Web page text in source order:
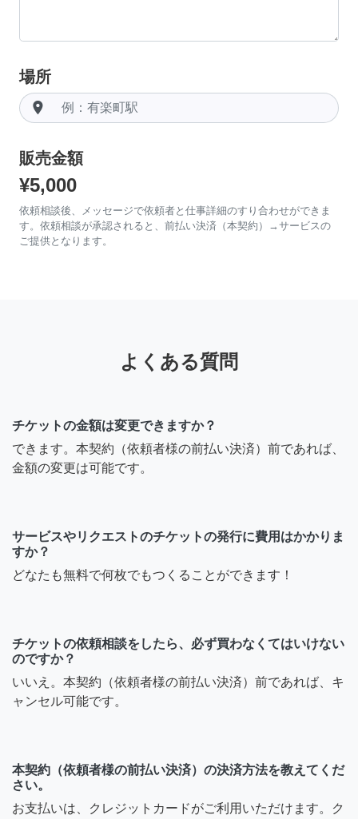
場所
room
販売金額
¥5,000
依頼相談後、メッセージで依頼者と仕事詳細のすり合わせができま
す。依頼相談が承認されると、前払い決済（本契約）→サービスの
ご提供となります。
よくある質問
チケットの金額は変更できますか？
できます。本契約（依頼者様の前払い決済）前であれば、
金額の変更は可能です。
サービスやリクエストのチケットの発行に費用はかかりま
すか？
どなたも無料で何枚でもつくることができます！
チケットの依頼相談をしたら、必ず買わなくてはいけない
のですか？
いいえ。本契約（依頼者様の前払い決済）前であれば、キ
ャンセル可能です。
本契約（依頼者様の前払い決済）の決済方法を教えてくだ
さい。
お支払いは、クレジットカードがご利用いただけます。ク